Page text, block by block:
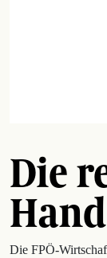
Die
Die FPÖ-